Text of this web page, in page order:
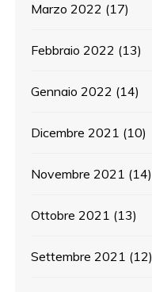
Marzo 2022 (17)
Febbraio 2022 (13)
Gennaio 2022 (14)
Dicembre 2021 (10)
Novembre 2021 (14)
Ottobre 2021 (13)
Settembre 2021 (12)